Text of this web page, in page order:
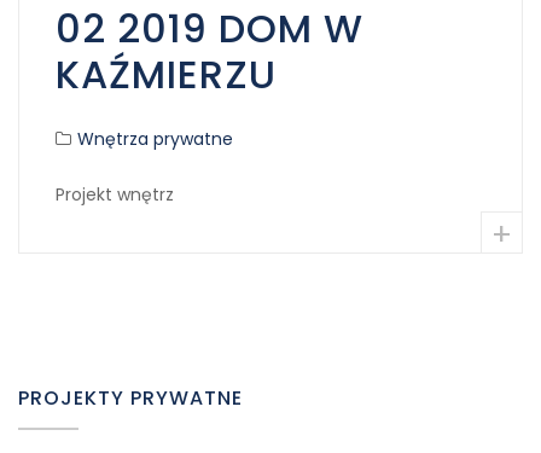
02 2019 DOM W
KAŹMIERZU
Wnętrza prywatne
Projekt wnętrz
+
PROJEKTY PRYWATNE